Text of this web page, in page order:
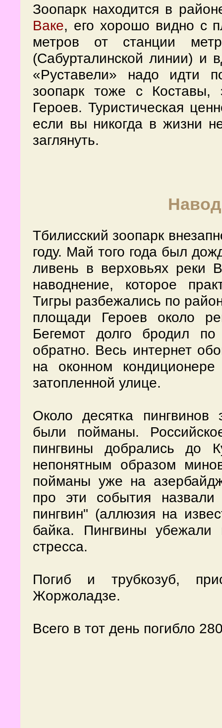
Зоопарк находится в
Ваке, его хорошо видно с
метров от станции
(Сабурталинской линии) и
«Руставели» надо идти
зоопарк тоже с
Героев. Туристическая
если вы никогда в жизни
заглянуть.
Тбилисский зоопарк
году. Май того года был
ливень в верховьях реки
наводнение, которое
Тигры разбежались по
площади Героев около
Бегемот долго бродил
обратно. Весь интернет
на оконном
затопленной улице.
Около десятка пингвинов
были пойманы.
пингвины добрались до
непонятным образом
пойманы уже на
про эти события назвали
пингвин" (аллюзия на
байка. Пингвины убежали
стресса.
Погиб и трубкозуб,
Жоржоладзе.
Всего в тот день погибло